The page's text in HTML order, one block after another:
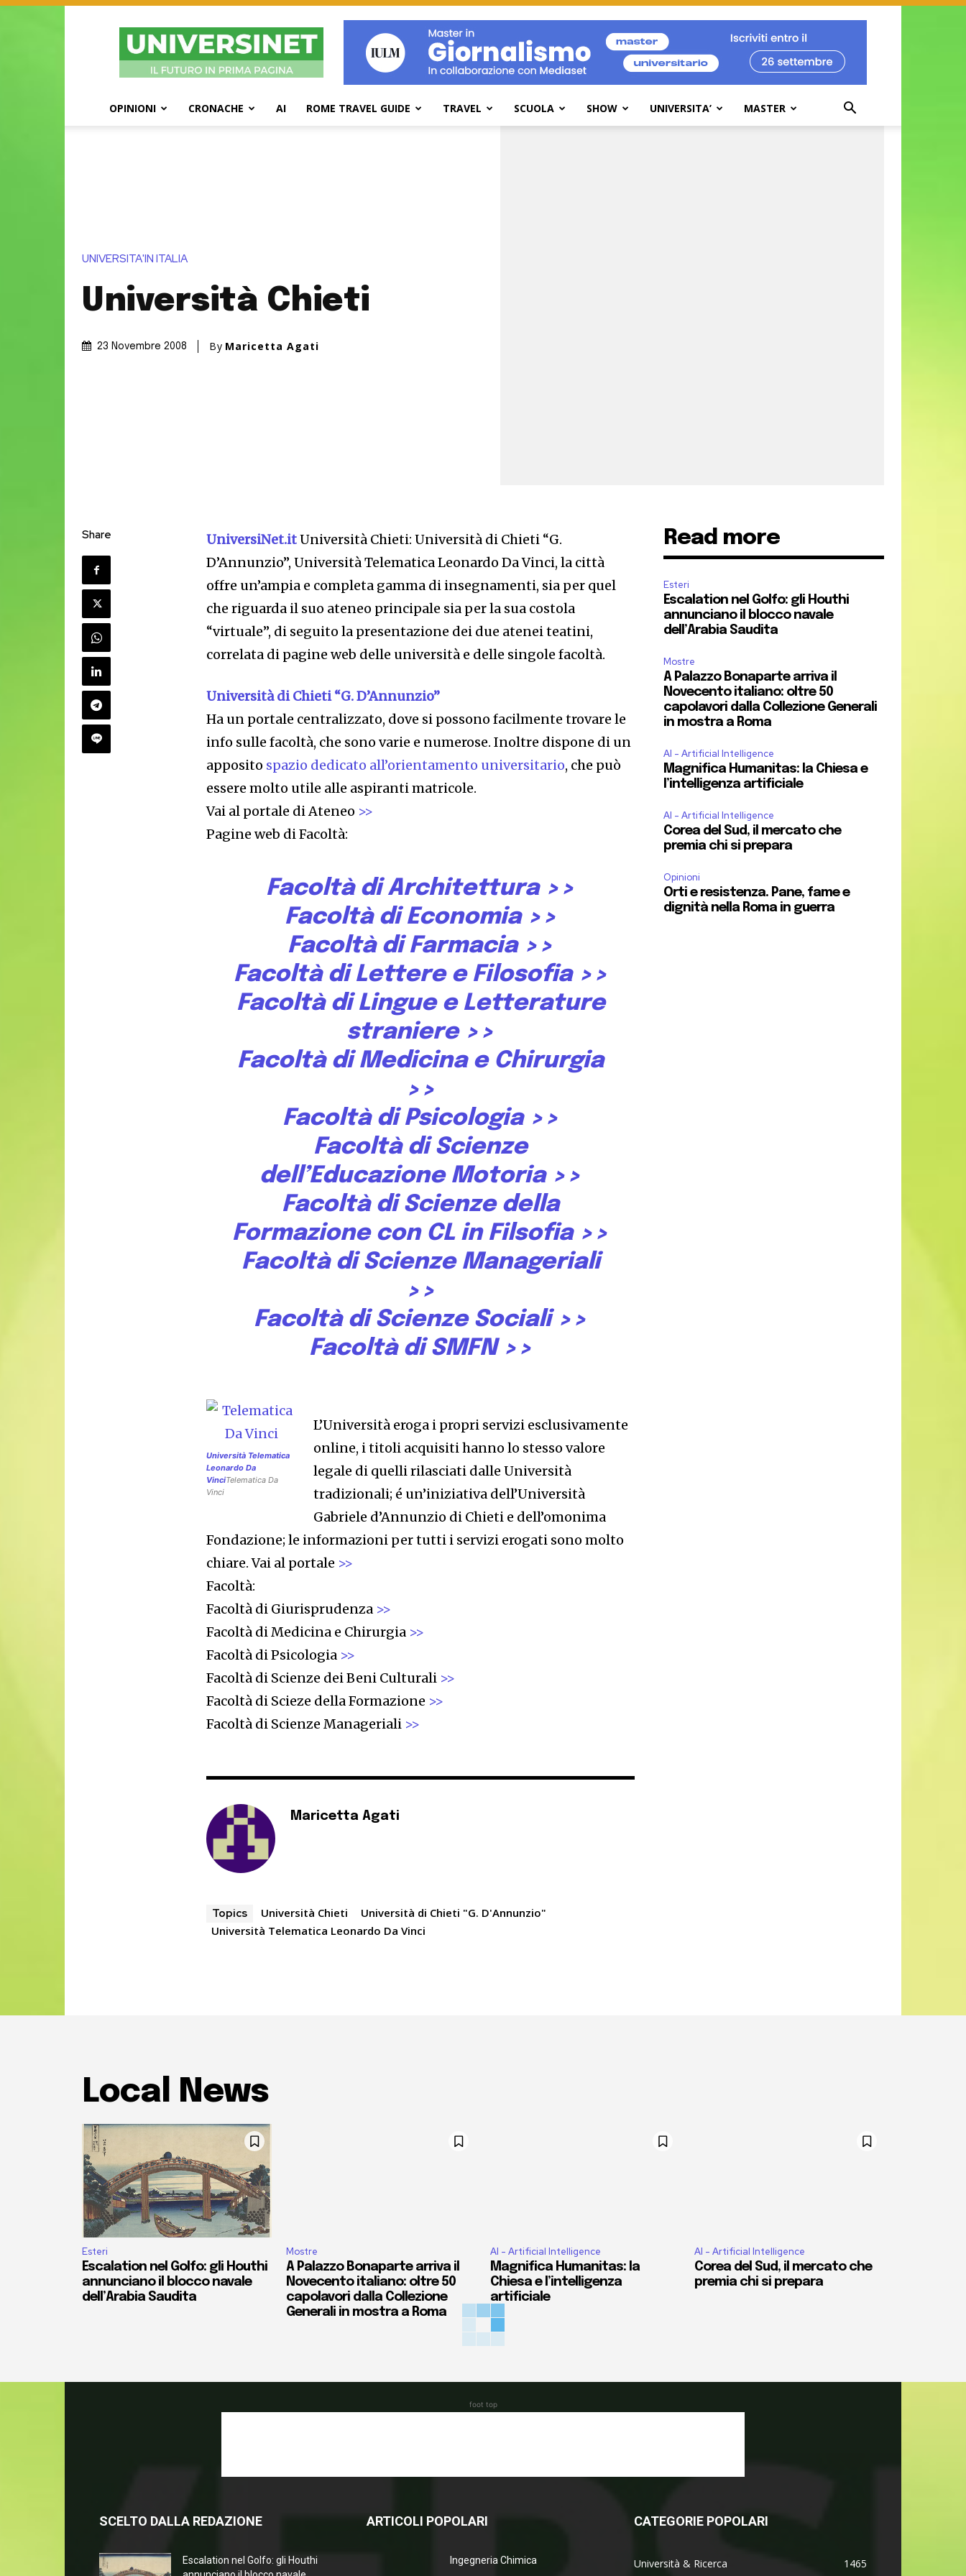
UniversiNet
Magazine
OPINIONI CRONACHE AI ROME TRAVEL GUIDE TRAVEL SCUOLA SHOW UNIVERSITA’ MASTER
UNIVERSITA'IN ITALIA
Università Chieti
23 Novembre 2008 By Maricetta Agati
Share UniversiNet.itUniversità Chieti: Università di Chieti “G.
D’Annunzio”, Università Telematica Leonardo Da Vinci, la città
offre un’ampia e completa gamma di insegnamenti, sia per quel
che riguarda il suo ateneo principale sia per la sua costola
“virtuale”, di seguito la presentazione dei due atenei teatini,
correlata di pagine web delle università e delle singole facoltà.
Università di Chieti “G. D’Annunzio”
Ha un portale centralizzato, dove si possono facilmente trovare le
info sulle facoltà, che sono varie e numerose. Inoltre dispone di un
apposito spazio dedicato all’orientamento universitario, che può
essere molto utile alle aspiranti matricole.
Vai al portale di Ateneo >>
Pagine web di Facoltà:
Facoltà di Architettura >>
Facoltà di Economia >>
Facoltà di Farmacia>>
Facoltà di Lettere e Filosofia >>
Facoltà di Lingue e Letterature
straniere >>
Facoltà di Medicina e Chirurgia
>>
Facoltà di Psicologia >>
Facoltà di Scienze
dell’Educazione Motoria >>
Facoltà di Scienze della
Formazione con CL in Filsofia >>
Facoltà di Scienze Manageriali
>>
Facoltà di Scienze Sociali >>
Facoltà di SMFN >>
Università Telematica
Leonardo Da
VinciTelematica Da
Vinci
L’Università eroga i propri servizi esclusivamente
online, i titoli acquisiti hanno lo stesso valore
legale di quelli rilasciati dalle Università
tradizionali; é un’iniziativa dell’Università
Gabriele d’Annunzio di Chieti e dell’omonima
Fondazione; le informazioni per tutti i servizi erogati sono molto
chiare. Vai al portale >>
Facoltà:
Facoltà di Giurisprudenza >>
Facoltà di Medicina e Chirurgia >>
Facoltà di Psicologia >>
Facoltà di Scienze dei Beni Culturali >>
Facoltà di Scieze della Formazione >>
Facoltà di Scienze Manageriali >>
Maricetta Agati
Topics Università Chieti
Università di Chieti "G. D'Annunzio"
Università Telematica Leonardo Da Vinci
Read more
Esteri
Escalation nel Golfo: gli Houthi
annunciano il blocco navale
dell’Arabia Saudita
Mostre
A Palazzo Bonaparte arriva il
Novecento italiano: oltre 50
capolavori dalla Collezione Generali
in mostra a Roma
AI - Artificial Intelligence
Magnifica Humanitas: la Chiesa e
l’intelligenza artificiale
AI - Artificial Intelligence
Corea del Sud, il mercato che
premia chi si prepara
Opinioni
Orti e resistenza. Pane, fame e
dignità nella Roma in guerra
Local News
Esteri
Escalation nel Golfo: gli Houthi
annunciano il blocco navale
dell’Arabia Saudita
Mostre
A Palazzo Bonaparte arriva il
Novecento italiano: oltre 50
capolavori dalla Collezione
Generali in mostra a Roma
AI - Artificial Intelligence
Magnifica Humanitas: la
Chiesa e l’intelligenza
artificiale
AI - Artificial Intelligence
Corea del Sud, il mercato che
premia chi si prepara
foot top
SCELTO DALLA REDAZIONE
Escalation nel Golfo: gli Houthi
ARTICOLI POPOLARI
Ingegneria Chimica
CATEGORIE POPOLARI
Università & Ricerca 1465